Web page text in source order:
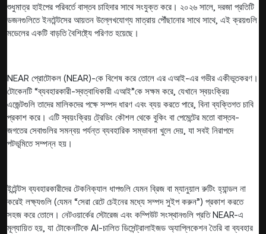
শুধুমাত্র হাইপের পরিবর্তে বাস্তব চাহিদার সাথে সংযুক্ত করে। ২০২৬ সালে, দরজা প্রতিটি
ডজনগুলিতে ইনটেন্টসের আয়তন উল্লেখযোগ্য মাত্রায় পৌঁছানোর সাথে সাথে, এই ক্রয়গুলি
মডেলের একটি বাড়তি বৈশিষ্ট্যে পরিণত হয়েছে।
NEAR প্রোটোকল (NEAR)-কে বিশেষ করে তোলে এর এআই-এর গভীর একীভূতকরণ।
টোকেনটি “ব্যবহারকারী-স্বত্বাধিকারী এআই”কে সক্ষম করে, যেখানে স্বয়ংক্রিয়
এজেন্টগুলি তাদের মালিকদের পক্ষে সম্পদ ধারণ এবং ব্যয় করতে পারে, বিনা ব্যক্তিগত চাবি
প্রকাশ করে। এটি স্বয়ংক্রিয় ট্রেডিং কৌশল থেকে বুকিং বা পেমেন্টের মতো বাস্তব-
জগতের সেবাগুলির সমন্বয় পর্যন্ত ব্যবহারিক সম্ভাবনা খুলে দেয়, যা সবই নিরাপদে
পটভূমিতে সম্পন্ন হয়।
ইন্টেন্টস ব্যবহারকারীদের টেকনিক্যাল ধাপগুলি যেমন ব্রিজ বা ম্যানুয়াল রুটিং হ্যান্ডল না
করেই লক্ষ্যগুলি (যেমন “সেরা রেটে চেইনের মধ্যে সম্পদ সুইপ করুন”) প্রকাশ করতে
সহজ করে তোলে। নেটওয়ার্কের স্টোরেজ এবং কম্পিউট সংস্থানগুলি প্রতি NEAR-এ
মূল্যায়িত হয়, যা টোকেনটিকে AI-চালিত ডিসেন্ট্রালাইজড অ্যাপ্লিকেশন তৈরি বা ব্যবহার